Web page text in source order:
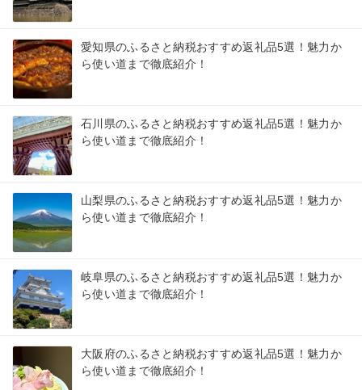
愛知県のふるさと納税おすすめ返礼品5選！魅力か
ら使い道まで徹底紹介！
石川県のふるさと納税おすすめ返礼品5選！魅力か
ら使い道まで徹底紹介！
山梨県のふるさと納税おすすめ返礼品5選！魅力か
ら使い道まで徹底紹介！
岐阜県のふるさと納税おすすめ返礼品5選！魅力か
ら使い道まで徹底紹介！
大阪府のふるさと納税おすすめ返礼品5選！魅力か
ら使い道まで徹底紹介！